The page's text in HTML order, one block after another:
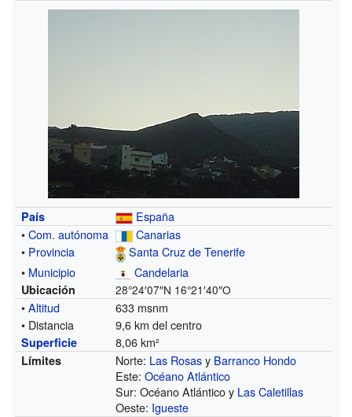
País
España
•Com. autónoma
Canarias
• Provincia
Santa Cruz de Tenerife
• Municipio Candelaria
Ubicación 28°24′07″N 16°21′40″O
•Altitud
633 msnm
• Distancia
9,6 km del centro
Superficie 8,06 km²
Límites Norte: Las Rosasy Barranco Hondo
Este:Océano Atlántico
Sur: Océano Atlántico y Las Caletillas
Oeste: Igueste